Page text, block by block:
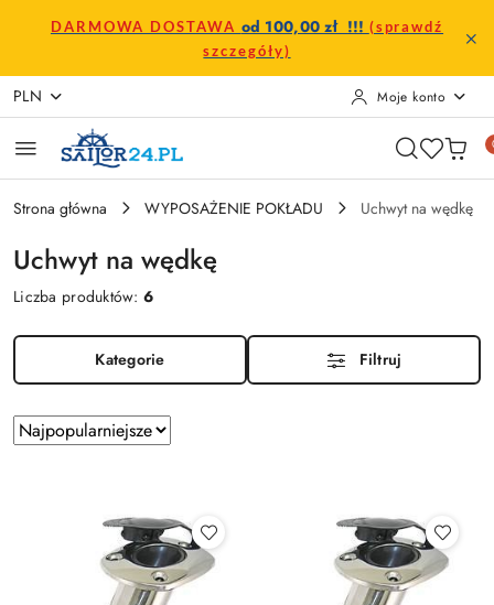
Przejdź do treści głównej
Przejdź do wyszukiwarki
Przejdź do moje konto
Przejdź do menu głównego
Przejdź do stopki
DARMOWA DOSTAWA od 100,00 zł !!! (sprawdź
szczegóły)
PLN Moje konto
Strona główna WYPOSAŻENIE POKŁADU Uchwyt na wędkę
Uchwyt na wędkę
Liczba produktów:6
Kategorie Filtruj
Zastosowano
sortowanie:
Sortuj
według